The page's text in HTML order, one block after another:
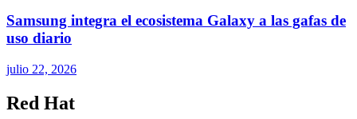
Samsung integra el ecosistema Galaxy a las gafas de
uso diario
julio 22, 2026
Red Hat